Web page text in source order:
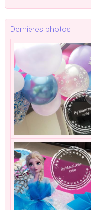
Dernières photos